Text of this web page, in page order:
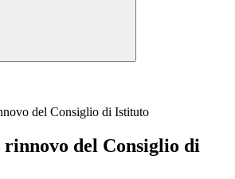
del Consiglio di Istituto
del Consiglio di